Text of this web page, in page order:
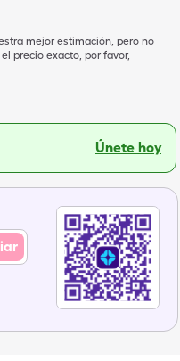
mejor estimación, pero no
precio exacto, por favor,
Únete hoy